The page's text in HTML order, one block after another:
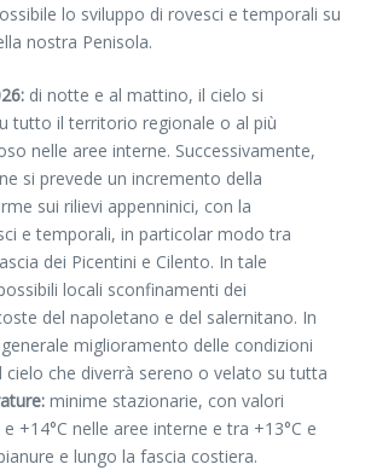
lo sviluppo di rovesci e temporali su
nostra Penisola.
di notte e al mattino, il cielo si
tutto il territorio regionale o al più
nelle aree interne. Successivamente,
si prevede un incremento della
sui rilievi appenninici, con la
e temporali, in particolar modo tra
dei Picentini e Cilento. In tale
locali sconfinamenti dei
del napoletano e del salernitano. In
miglioramento delle condizioni
che diverrà sereno o velato su tutta
minime stazionarie, con valori
+14°C nelle aree interne e tra +13°C e
e lungo la fascia costiera.